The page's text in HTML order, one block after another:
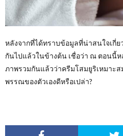
หลังจากที่ได้ทราบข้อมูลที่น่าสนใจเกี่
กันไปแล้วในข้างต้น เชื่อว่า ณ ตอนนี้ห
ภาพรวมกันแล้วว่าครีมโสมยูริเหมาะ
พรรณของตัวเองดีหรือเปล่า?